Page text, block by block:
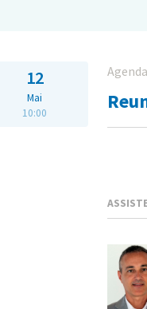
12
Mai
10:00